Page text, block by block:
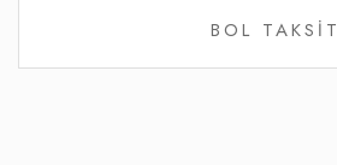
BOL TAKSİT